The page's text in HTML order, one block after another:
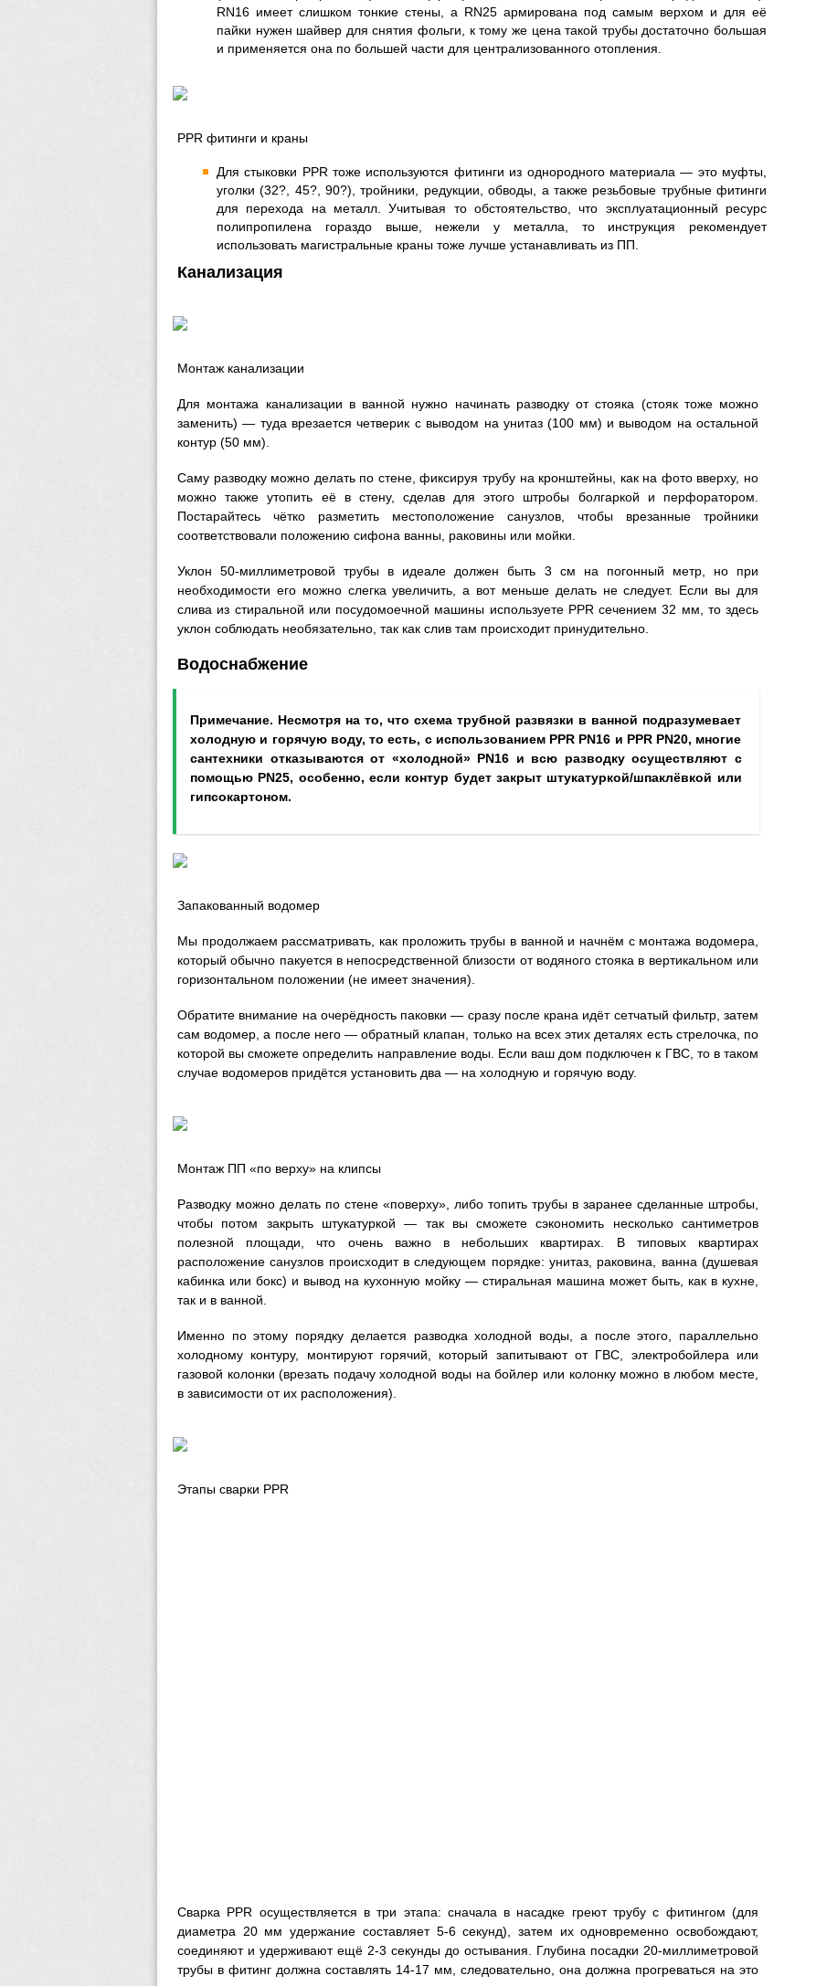
RN16 имеет слишком тонкие стены, а RN25 армирована под самым верхом и для её
пайки нужен шайвер для снятия фольги, к тому же цена такой трубы достаточно большая
и применяется она по большей части для централизованного отопления.
PPR фитинги и краны
Для стыковки PPR тоже используются фитинги из однородного материала — это муфты,
уголки (32?, 45?, 90?), тройники, редукции, обводы, а также резьбовые трубные фитинги
для перехода на металл. Учитывая то обстоятельство, что эксплуатационный ресурс
полипропилена гораздо выше, нежели у металла, то инструкция рекомендует
использовать магистральные краны тоже лучше устанавливать из ПП.
Канализация
Монтаж канализации
Для монтажа канализации в ванной нужно начинать разводку от стояка (стояк тоже можно
заменить) — туда врезается четверик с выводом на унитаз (100 мм) и выводом на остальной
контур (50 мм).
Саму разводку можно делать по стене, фиксируя трубу на кронштейны, как на фото вверху, но
можно также утопить её в стену, сделав для этого штробы болгаркой и перфоратором.
Постарайтесь чётко разметить местоположение санузлов, чтобы врезанные тройники
соответствовали положению сифона ванны, раковины или мойки.
Уклон 50-миллиметровой трубы в идеале должен быть 3 см на погонный метр, но при
необходимости его можно слегка увеличить, а вот меньше делать не следует. Если вы для
слива из стиральной или посудомоечной машины используете PPR сечением 32 мм, то здесь
уклон соблюдать необязательно, так как слив там происходит принудительно.
Водоснабжение
Примечание. Несмотря на то, что схема трубной развязки в ванной подразумевает
холодную и горячую воду, то есть, с использованием PPR PN16 и PPR PN20, многие
сантехники отказываются от «холодной» PN16 и всю разводку осуществляют с
помощью PN25, особенно, если контур будет закрыт штукатуркой/шпаклёвкой или
гипсокартоном.
Запакованный водомер
Мы продолжаем рассматривать, как проложить трубы в ванной и начнём с монтажа водомера,
который обычно пакуется в непосредственной близости от водяного стояка в вертикальном или
горизонтальном положении (не имеет значения).
Обратите внимание на очерёдность паковки — сразу после крана идёт сетчатый фильтр, затем
сам водомер, а после него — обратный клапан, только на всех этих деталях есть стрелочка, по
которой вы сможете определить направление воды. Если ваш дом подключен к ГВС, то в таком
случае водомеров придётся установить два — на холодную и горячую воду.
Монтаж ПП «по верху» на клипсы
Разводку можно делать по стене «поверху», либо топить трубы в заранее сделанные штробы,
чтобы потом закрыть штукатуркой — так вы сможете сэкономить несколько сантиметров
полезной площади, что очень важно в небольших квартирах. В типовых квартирах
расположение санузлов происходит в следующем порядке: унитаз, раковина, ванна (душевая
кабинка или бокс) и вывод на кухонную мойку — стиральная машина может быть, как в кухне,
так и в ванной.
Именно по этому порядку делается разводка холодной воды, а после этого, параллельно
холодному контуру, монтируют горячий, который запитывают от ГВС, электробойлера или
газовой колонки (врезать подачу холодной воды на бойлер или колонку можно в любом месте,
в зависимости от их расположения).
Этапы сварки PPR
Сварка PPR осуществляется в три этапа: сначала в насадке греют трубу с фитингом (для
диаметра 20 мм удержание составляет 5-6 секунд), затем их одновременно освобождают,
соединяют и удерживают ещё 2-3 секунды до остывания. Глубина посадки 20-миллиметровой
трубы в фитинг должна составлять 14-17 мм, следовательно, она должна прогреваться на это